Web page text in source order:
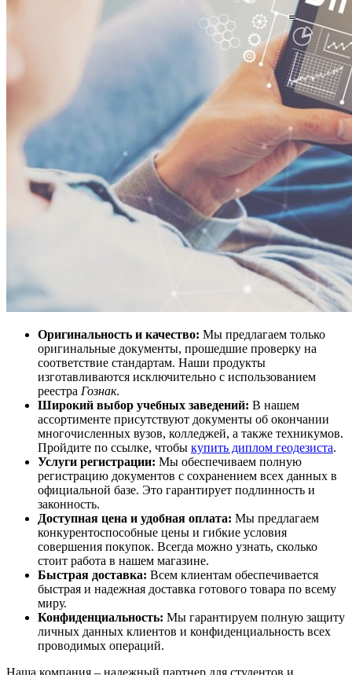
Оригинальность и качество: Мы предлагаем только
оригинальные документы, прошедшие проверку на
соответствие стандартам. Наши продукты
изготавливаются исключительно с использованием
реестра Гознак.
Широкий выбор учебных заведений: В нашем
ассортименте присутствуют документы об окончании
многочисленных вузов, колледжей, а также техникумов.
Пройдите по ссылке, чтобы купить диплом геодезиста.
Услуги регистрации: Мы обеспечиваем полную
регистрацию документов с сохранением всех данных в
официальной базе. Это гарантирует подлинность и
законность.
Доступная цена и удобная оплата: Мы предлагаем
конкурентоспособные цены и гибкие условия
совершения покупок. Всегда можно узнать, сколько
стоит работа в нашем магазине.
Быстрая доставка: Всем клиентам обеспечивается
быстрая и надежная доставка готового товара по всему
миру.
Конфиденциальность: Мы гарантируем полную защиту
личных данных клиентов и конфиденциальность всех
проводимых операций.